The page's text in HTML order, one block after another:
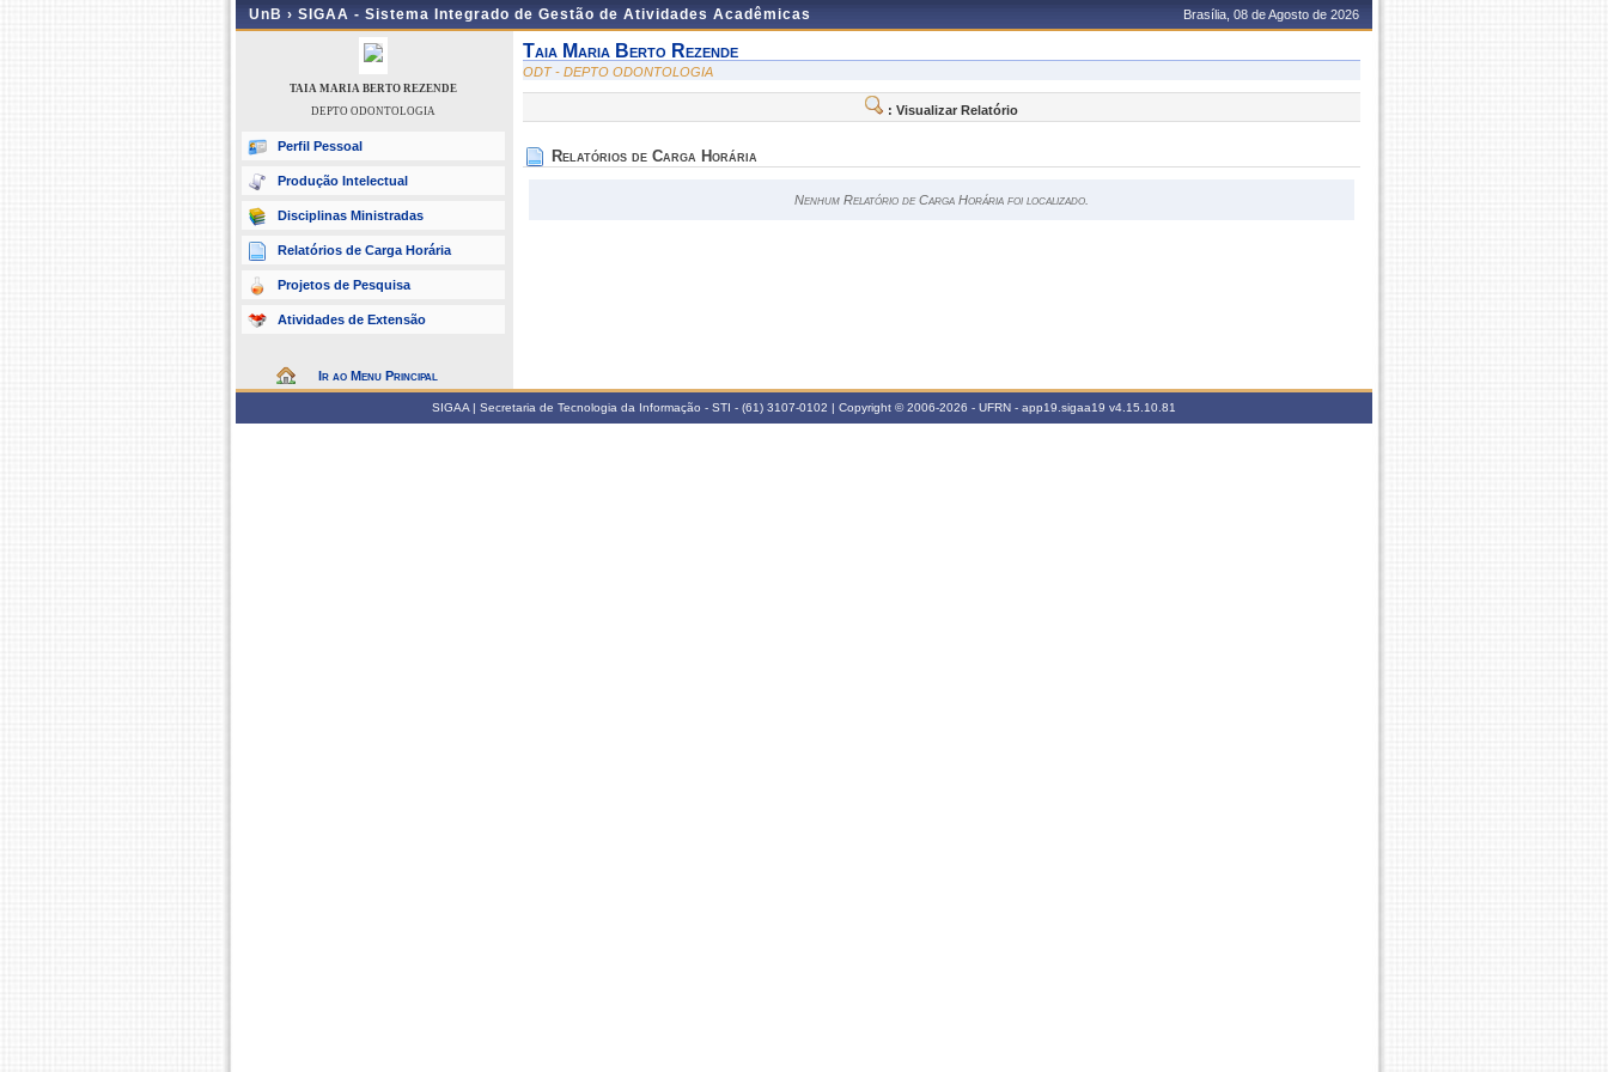
UnB › SIGAA - Sistema Integrado de Gestão de Atividades Acadêmicas Brasília, 08 de Agosto de 2026
TAIA MARIA BERTO REZENDE
DEPTO ODONTOLOGIA
Perfil Pessoal
Produção Intelectual
Disciplinas Ministradas
Relatórios de Carga Horária
Projetos de Pesquisa
Atividades de Extensão
Ir ao Menu Principal
Taia Maria Berto Rezende
ODT - DEPTO ODONTOLOGIA
: Visualizar Relatório
Relatórios de Carga Horária
Nenhum Relatório de Carga Horária foi localizado.
SIGAA | Secretaria de Tecnologia da Informação - STI - (61) 3107-0102 | Copyright © 2006-2026 - UFRN - app19.sigaa19 v4.15.10.81